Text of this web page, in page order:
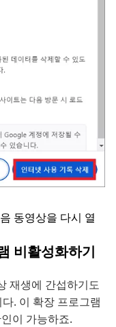
동영상을 다시 열
비활성화하기
재생에 간섭하기도
. 이 확장 프로그램
이 가능하죠.